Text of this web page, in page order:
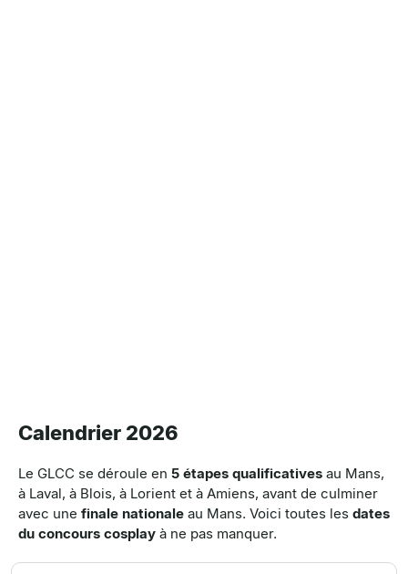
Calendrier 2026
Le GLCC se déroule en 5 étapes qualificatives au Mans,
à Laval, à Blois, à Lorient et à Amiens, avant de culminer
avec une finale nationale au Mans. Voici toutes les dates
du concours cosplay à ne pas manquer.